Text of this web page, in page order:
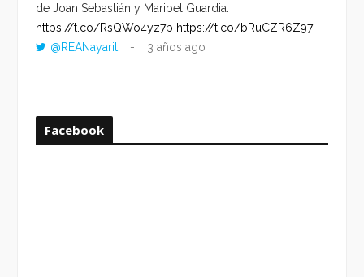
de Joan Sebastián y Maribel Guardia.
https://t.co/RsQWo4yz7p https://t.co/bRuCZR6Z97
@REANayarit
3 años ago
Facebook